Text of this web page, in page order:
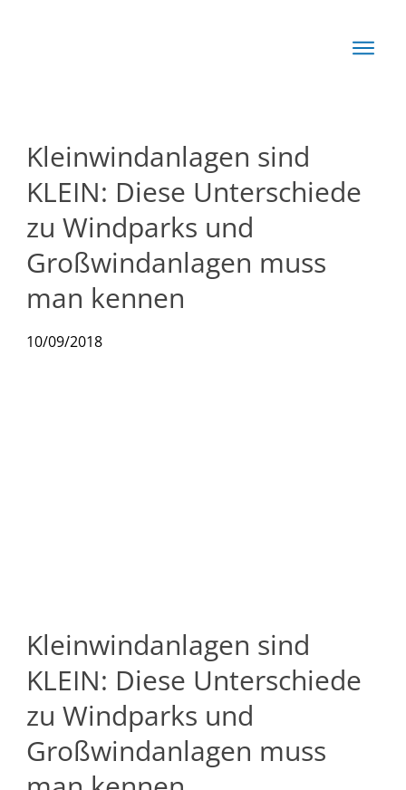
Kleinwindanlagen sind
KLEIN: Diese Unterschiede
zu Windparks und
Großwindanlagen muss
man kennen
10/09/2018
Kleinwindanlagen sind
KLEIN: Diese Unterschiede
zu Windparks und
Großwindanlagen muss